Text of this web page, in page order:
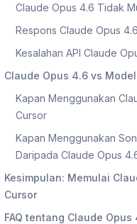
Claude Opus 4.6 Tidak
Respons Claude Opus
Kesalahan API Claude
Claude Opus 4.6 vs
Kapan Menggunakan
Cursor
Kapan Menggunakan
Daripada Claude Opus
Kesimpulan: Memulai
Cursor
FAQ tentang Claude